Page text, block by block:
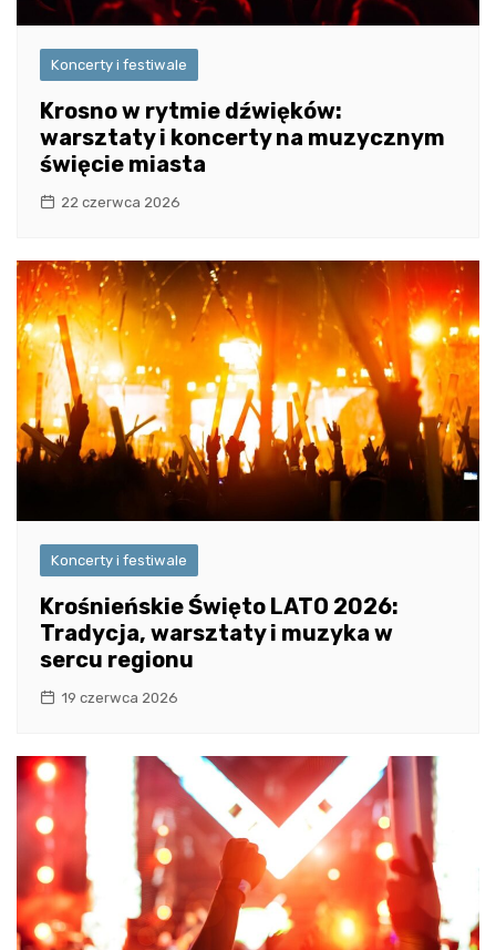
Koncerty i festiwale
Krosno w rytmie dźwięków:
warsztaty i koncerty na muzycznym
święcie miasta
22 czerwca 2026
Koncerty i festiwale
Krośnieńskie Święto LATO 2026:
Tradycja, warsztaty i muzyka w
sercu regionu
19 czerwca 2026